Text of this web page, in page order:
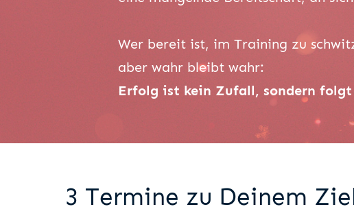
Wer bereit ist, im Training zu
aber wahr bleibt wahr:
Erfolg ist kein Zufall, sondern
3 Termine zu Deinem